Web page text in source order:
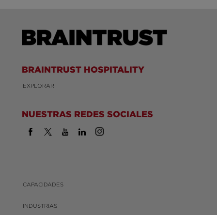
BRAINTRUST HOSPITALITY
EXPLORAR
NUESTRAS REDES SOCIALES
CAPACIDADES
INDUSTRIAS